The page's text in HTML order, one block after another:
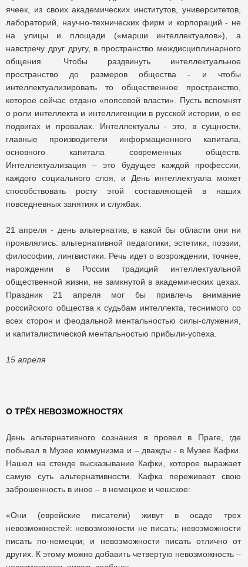
ячеек, из своих академических институтов, университетов,
лабораторий, научно-технических фирм и корпораций - не
на улицы и площади («марши интеллектуалов»), а
навстречу друг другу, в пространство междисциплинарного
общения. Чтобы раздвинуть интеллектуальное
пространство до размеров общества - и чтобы
интеллектуализировать то общественное пространство,
которое сейчас отдано «попсовой власти». Пусть вспомнят
о роли интеллекта и интеллигенции в русской истории, о ее
подвигах и провалах. Интеллектуалы - это, в сущности,
главные производители информационного капитала,
основного капитала современных обществ.
Интеллектуализация – это будущее каждой профессии,
каждого социального слоя, и День интеллектуала может
способствовать росту этой составляющей в наших
повседневных занятиях и службах.
21 апреля - день альтернатив, в какой бы области они ни
проявлялись: альтернативной педагогики, эстетики, поэзии,
философии, лингвистики. Речь идет о возрождении, точнее,
нарождении в России традиций интеллектуальной
общественной жизни, не замкнутой в академических цехах.
Праздник 21 апреля мог бы привлечь внимание
российского общества к судьбам интеллекта, теснимого со
всех сторон и феодальной ментальностью силы-служения,
и капиталистической ментальностью прибыли-успеха.
15 апреля
О ТРЁХ НЕВОЗМОЖНОСТЯХ
День альтернативного сознания я провел в Праге, где
побывал в Музее коммунизма и – дважды - в Музее Кафки.
Нашел на стенде высказывание Кафки, которое выражает
самую суть альтернативности. Кафка переживает свою
заброшенность в иное – в немецкое и чешское:
«Они (еврейские писатели) живут в осаде трех
невозможностей: невозможности не писать; невозможности
писать по-немецки; и невозможности писать отлично от
других. К этому можно добавить четвертую невозможность –